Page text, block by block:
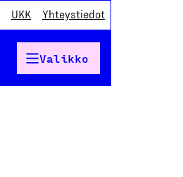
UKK Yhteystiedot
Valikko